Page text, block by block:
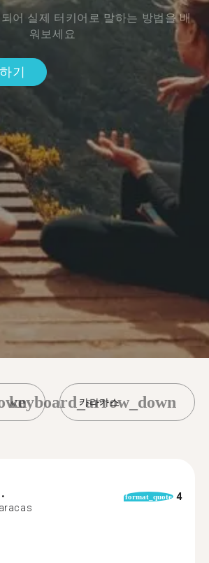
어 실제 터키어로 말하는 방법을 배
워보세요
기
카라카스
keyboard_arrow_down
format_quote 4